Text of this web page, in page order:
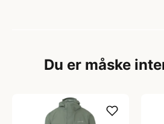
Du er måske